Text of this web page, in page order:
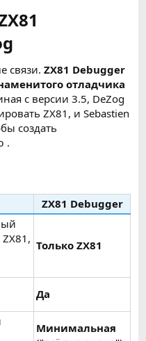
связи.ZX81 Debugger
отладчика
с версии 3.5, DeZog
ZX81, и Sebastien
создать
.
ZX81 Debugger
Только ZX81
Да
Минимальная